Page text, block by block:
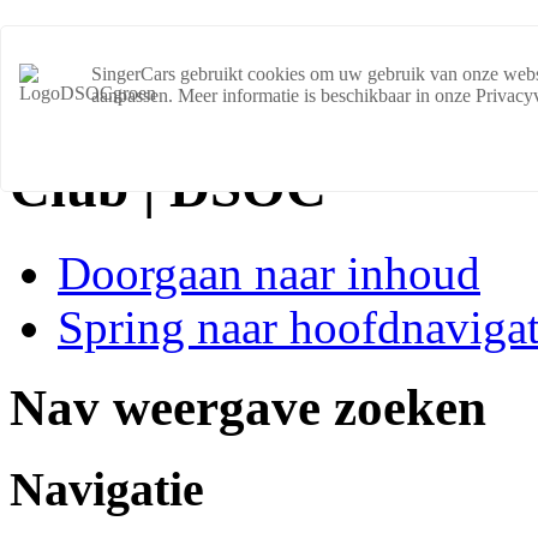
SingerCars gebruikt cookies om uw gebruik van onze
aanpassen. Meer informatie is beschikbaar in onze
Club | DSOC
Doorgaan naar inhoud
Spring naar
Nav weergave zoeken
Navigatie